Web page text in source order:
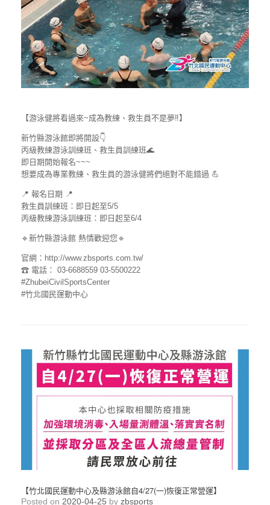
【游泳健將看過來~成為教練、救生員不是夢‼】
新竹縣游泳館即將開設👇
丙級教練游泳訓練班、救生員訓練班🌊
即日期開始報名~~~
想要成為專業教練、救生員的游泳健將們絕對不能錯過 💪
📍 報名日期 📍
救生員訓練班：即日起至5/5
丙級教練游泳訓練班：即日起至6/4
🔹新竹縣游泳館 熱情歡迎您🔹
官網：http://www.zbsports.com.tw/
☎ 電話： 03-6688559 03-5500222
#ZhubeiCivilSportsCenter
#竹北國民運動中心
【竹北國民運動中心及縣游泳館自4/27(一)恢復正常營運】
Posted on 2020-04-25 by zbsports